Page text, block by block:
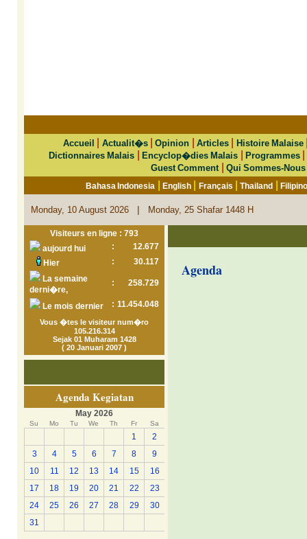
Accueil Actualit�s|Opinion Articles| Histoire Malaise
Dictionnaires Malais |Encyclop�dies Malais |Programmes
Guest Comment Qui Sommes-Nous
Bahasa Indonesia |English Français |Thailand |
Monday, 10 August 2026 | Monday, 25 Shafar 1448 H
Visiteurs en ligne : 793
aujourd hui
:
12.677
Hier
:
30.117
La semaine
derni�re,
: 258.729
Le mois dernier : 11.454.048
Vous �tes le visiteur num�ro
105.216.314
Sejak 01 Muharam 1428
( 20 Januari 2007 )
Agenda Kegiatan
May 2026
Su Mo Tu We Th Fr Sa
1
2
3
4 5 6 7 8
9
10
11 12 13 14 15
16
17
18 19 20 21 22
23
24
25 26 27 28 29
30
31
Agenda